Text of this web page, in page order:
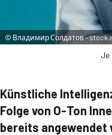
© Владимир Солдатов –
Je
Künstliche
Folge von O-Ton
bereits angewendet